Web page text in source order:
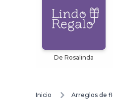
De Rosalinda
Inicio Arreglos de